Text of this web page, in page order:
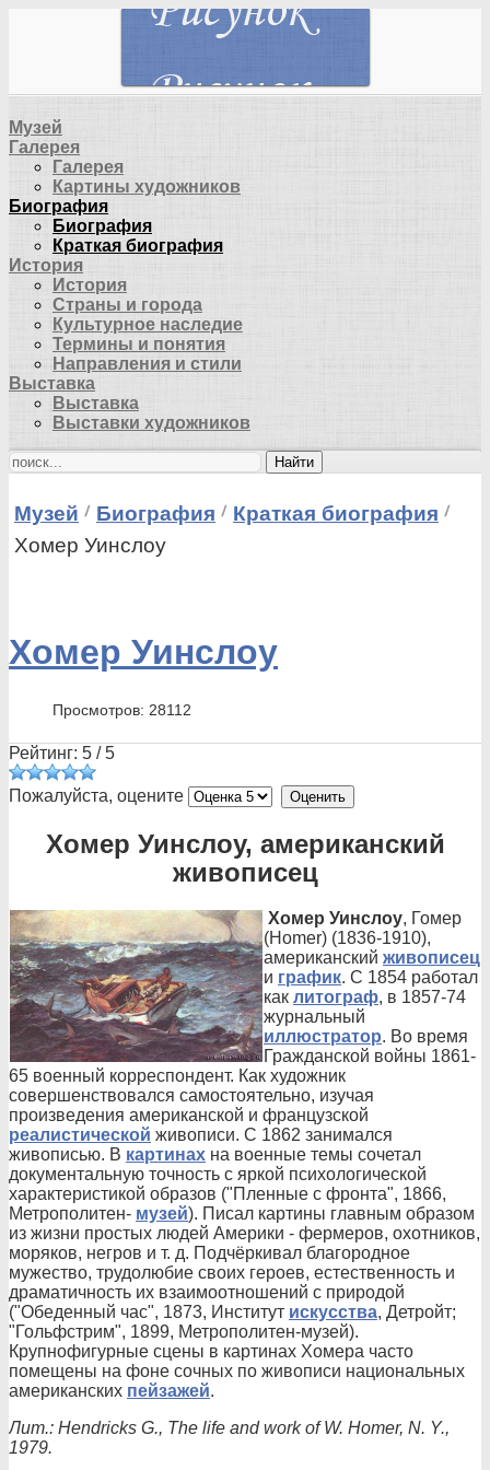
Музей
Галерея
Галерея
Картины художников
Биография
Биография
Краткая биография
История
История
Страны и города
Культурное наследие
Термины и понятия
Направления и стили
Выставка
Выставка
Выставки художников
Найти
Музей Биография
Краткая биография
Хомер Уинслоу
Хомер Уинслоу
Просмотров: 28112
Рейтинг: 5 /5
Пожалуйста, оцените
Хомер Уинслоу, американский
живописец
Хомер Уинслоу, Гомер
(Homer) (1836-1910),
американский живописец
и график. С 1854 работал
как литограф, в 1857-74
журнальный
иллюстратор. Во время
Гражданской войны 1861-
65 военный корреспондент. Как художник
совершенствовался самостоятельно, изучая
произведения американской и французской
реалистической живописи. С 1862 занимался
живописью. В картинах на военные темы сочетал
документальную точность с яркой психологической
характеристикой образов ("Пленные с фронта", 1866,
Метрополитен- музей). Писал картины главным образом
из жизни простых людей Америки - фермеров, охотников,
моряков, негров и т. д. Подчёркивал благородное
мужество, трудолюбие своих героев, естественность и
драматичность их взаимоотношений с природой
("Обеденный час", 1873, Институт искусства, Детройт;
"Гольфстрим", 1899, Метрополитен-музей).
Крупнофигурные сцены в картинах Хомера часто
помещены на фоне сочных по живописи национальных
американских пейзажей.
Лит.: Hendricks G., The life and work of W. Homer, N. Y.,
1979.